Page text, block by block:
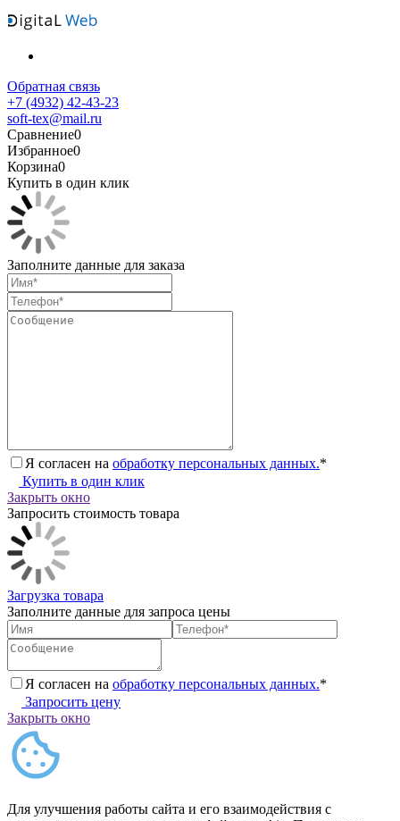
Обратная связь
+7 (4932) 42-43-23
soft-tex@mail.ru
Сравнение0
Избранное0
Корзина0
Купить в один клик
Заполните данные для заказа
Я согласен на обработку персональных данных.*
Купить в один клик
Закрыть окно
Запросить стоимость товара
Загрузка товара
Заполните данные для запроса цены
Я согласен на обработку персональных данных.*
Запросить цену
Закрыть окно
Для улучшения работы сайта и его взаимодействия с